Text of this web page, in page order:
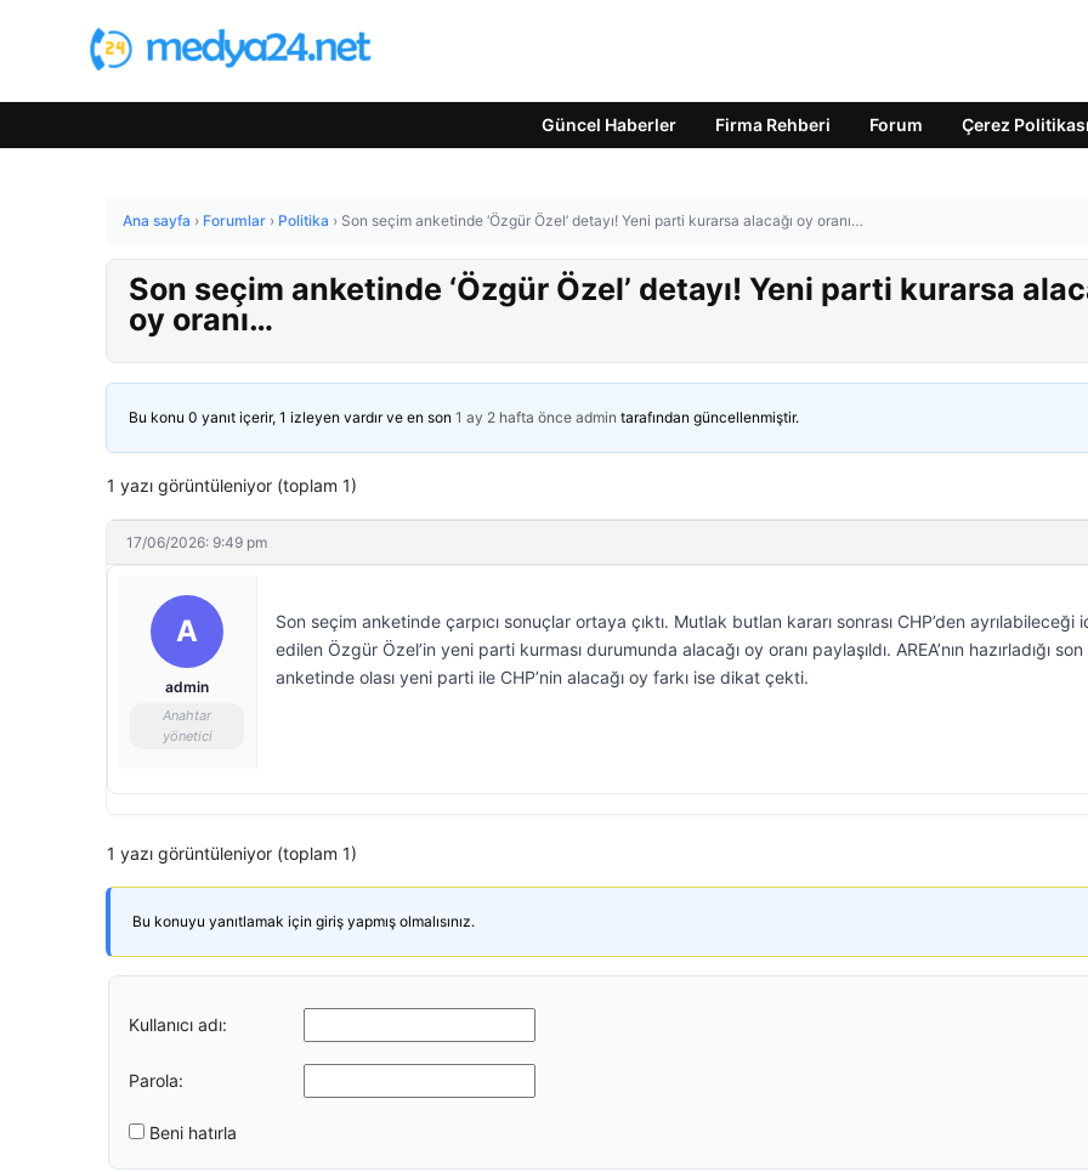
Güncel Haberler Firma Rehberi Forum Çerez Politikası
Ana sayfa › Forumlar › Politika › Son seçim anketinde ‘Özgür Özel’ detayı! Yeni parti kurarsa alacağı oy oranı…
Son seçim anketinde ‘Özgür Özel’ detayı! Yeni parti kurarsa
oy oranı…
Bu konu 0 yanıt içerir, 1 izleyen vardır ve en son 1 ay 2 hafta önce admin tarafından güncellenmiştir.
1 yazı görüntüleniyor (toplam 1)
17/06/2026: 9:49 pm
A
admin
Anahtar
yönetici
Son seçim anketinde çarpıcı sonuçlar ortaya çıktı. Mutlak butlan kararı sonrası CHP’den ayrılabileceği
edilen Özgür Özel’in yeni parti kurması durumunda alacağı oy oranı paylaşıldı. AREA’nın hazırladığı
anketinde olası yeni parti ile CHP’nin alacağı oy farkı ise dikat çekti.
1 yazı görüntüleniyor (toplam 1)
Bu konuyu yanıtlamak için giriş yapmış olmalısınız.
Kullanıcı adı:
Parola:
Beni hatırla